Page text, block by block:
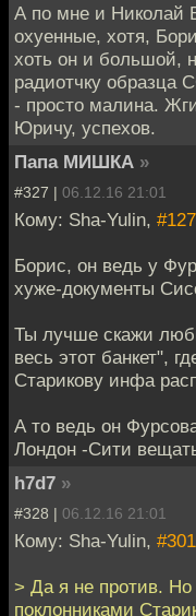
А по мне и Николай
охуенные, хотя,
хоть он и большой,
радиотчку образца
- просто малина.
Юричу, успехов.
Папа МИШКА »
#327 | 06.12.16 21:01
Кому: Sha-Yulin, #127
Борис, он ведь у
хуже-документы
Ты лучше скажи
весь этот банкет",
Старикову инфа
А то ведь он
Лондон -Сити
h7d7 »
#328 | 06.12.16 21:01
Кому: Sha-Yulin, #301
> Да я не против. Но
поклонниками